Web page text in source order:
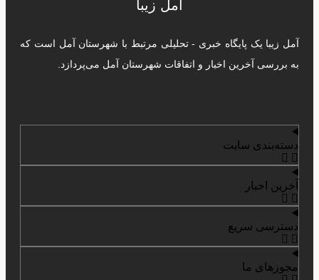
آمل زیبا
آمل زیبا یک پایگاه خبری - تحلیلی مرتبط با شهرستان آمل است که
به بررسی آخرین اخبار و اتفاقات شهرستان آمل می‌پردازد.
دسته‌بندی سایت
آخرین اخبار
دسترسی سریع
مجوزهای ما